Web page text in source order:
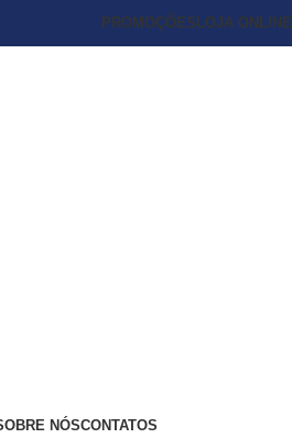
PROMOÇÕES LOJA ONLINE
NÓSCONTATOS